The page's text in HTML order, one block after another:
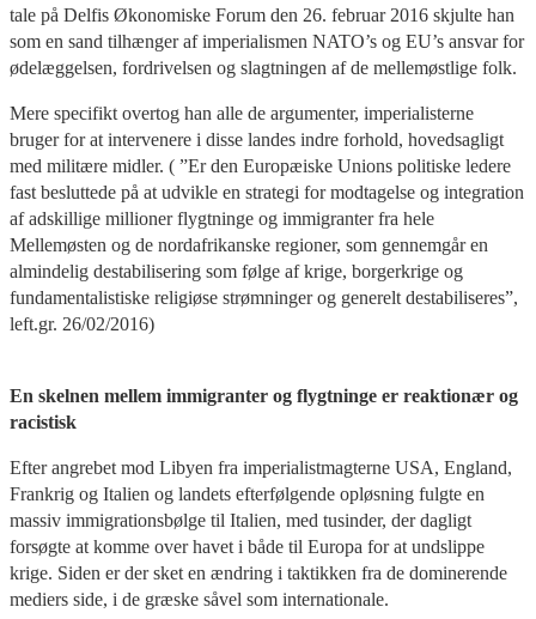
tale på Delfis Økonomiske Forum den 26. februar 2016 skjulte han
som en sand tilhænger af imperialismen NATO’s og EU’s ansvar for
ødelæggelsen, fordrivelsen og slagtningen af de mellemøstlige folk.
Mere specifikt overtog han alle de argumenter, imperialisterne
bruger for at intervenere i disse landes indre forhold, hovedsagligt
med militære midler. ( ”Er den Europæiske Unions politiske ledere
fast besluttede på at udvikle en strategi for modtagelse og integration
af adskillige millioner flygtninge og immigranter fra hele
Mellemøsten og de nordafrikanske regioner, som gennemgår en
almindelig destabilisering som følge af krige, borgerkrige og
fundamentalistiske religiøse strømninger og generelt destabiliseres”,
left.gr. 26/02/2016)
En skelnen mellem immigranter og flygtninge er reaktionær og
racistisk
Efter angrebet mod Libyen fra imperialistmagterne USA, England,
Frankrig og Italien og landets efterfølgende opløsning fulgte en
massiv immigrationsbølge til Italien, med tusinder, der dagligt
forsøgte at komme over havet i både til Europa for at undslippe
krige. Siden er der sket en ændring i taktikken fra de dominerende
mediers side, i de græske såvel som internationale.